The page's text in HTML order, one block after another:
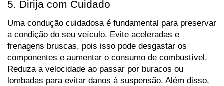
5. Dirija com Cuidado
Uma condução cuidadosa é fundamental para preservar
a condição do seu veículo. Evite aceleradas e
frenagens bruscas, pois isso pode desgastar os
componentes e aumentar o consumo de combustível.
Reduza a velocidade ao passar por buracos ou
lombadas para evitar danos à suspensão. Além disso,